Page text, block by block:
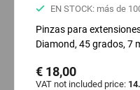
EN STOCK: más de
Pinzas para
Diamond, 45 grados, 7
€ 18,00
VAT not included price: